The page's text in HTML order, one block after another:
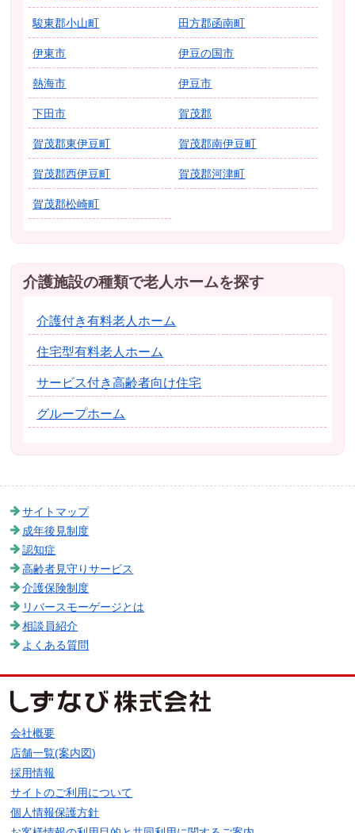
駿東郡小山町 田方郡函南町
伊東市 伊豆の国市
熱海市 伊豆市
下田市 賀茂郡
賀茂郡東伊豆町 賀茂郡南伊豆町
賀茂郡西伊豆町 賀茂郡河津町
賀茂郡松崎町
介護施設の種類で老人ホームを探す
介護付き有料老人ホーム
住宅型有料老人ホーム
サービス付き高齢者向け住宅
グループホーム
サイトマップ
成年後見制度
認知症
高齢者見守りサービス
介護保険制度
リバースモーゲージとは
相談員紹介
よくある質問
会社概要
店舗一覧(案内図)
採用情報
サイトのご利用について
個人情報保護方針